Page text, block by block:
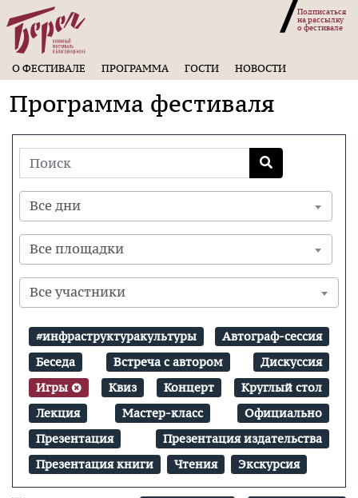
Подписаться
на рассылку
о фестивале
О ФЕСТИВАЛЕ ПРОГРАММА ГОСТИ НОВОСТИ
Программа фестиваля
Все дни
Все площадки
Все участники
#инфраструктуракультуры
Автограф-сессия
Беседа
Встреча с автором
Дискуссия
Игры
Квиз Концерт
Круглый стол
Лекция
Мастер-класс
Официально
Презентация
Презентация издательства
Презентация книги
Чтения Экскурсия